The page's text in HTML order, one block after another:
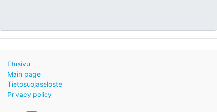
Etusivu
Main page
Tietosuojaseloste
Privacy policy